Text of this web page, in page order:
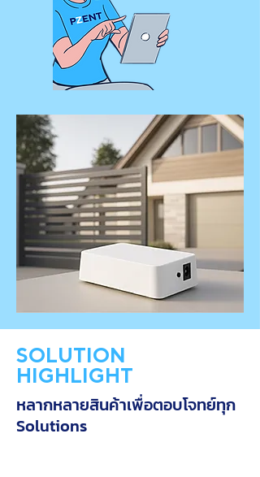
SOLUTION
HIGHLIGHT
หลากหลายสินค้าเพื่อตอบโจทย์ทุก
Solutions